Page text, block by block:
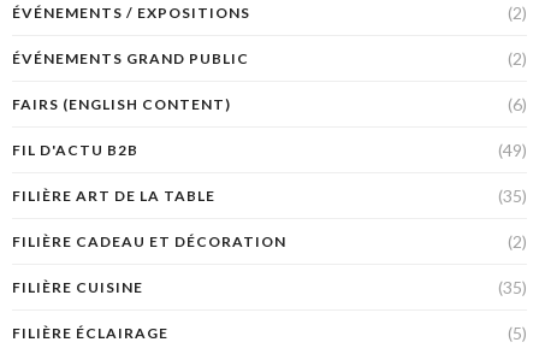
ÉVÉNEMENTS / EXPOSITIONS (2)
ÉVÉNEMENTS GRAND PUBLIC (2)
FAIRS (ENGLISH CONTENT) (6)
FIL D'ACTU B2B (49)
FILIÈRE ART DE LA TABLE (35)
FILIÈRE CADEAU ET DÉCORATION (2)
FILIÈRE CUISINE (35)
FILIÈRE ÉCLAIRAGE (5)